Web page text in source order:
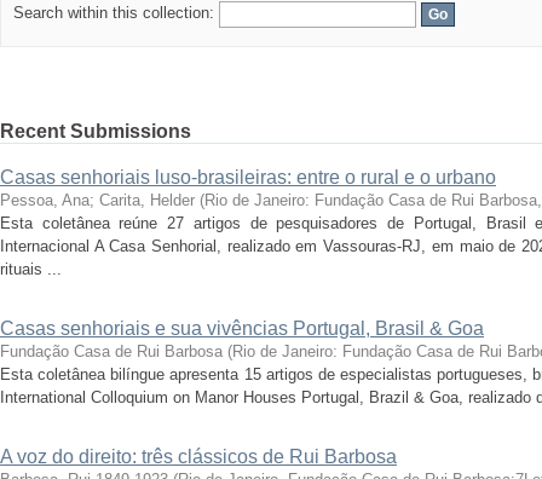
Search within this collection:
Recent Submissions
Casas senhoriais luso-brasileiras: entre o rural e o urbano
Pessoa, Ana; Carita, Helder (Rio de Janeiro: Fundação Casa de Rui
Esta coletânea reúne 27 artigos de pesquisadores de Portugal, Brasil
Internacional A Casa Senhorial, realizado em Vassouras-RJ, em maio de
rituais ...
Casas senhoriais e sua vivências Portugal, Brasil & Goa
Fundação Casa de Rui Barbosa (Rio de Janeiro: Fundação Casa de Rui
Esta coletânea bilíngue apresenta 15 artigos de especialistas portugueses,
International Colloquium on Manor Houses Portugal, Brazil & Goa, realizado
A voz do direito: três clássicos de Rui Barbosa